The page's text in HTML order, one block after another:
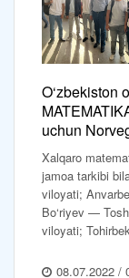
O‘zbekiston
uchun
Xalqaro
jamoa tarkibi
viloyati;
Bo‘riyev —
viloyati;
08.07.2022 /